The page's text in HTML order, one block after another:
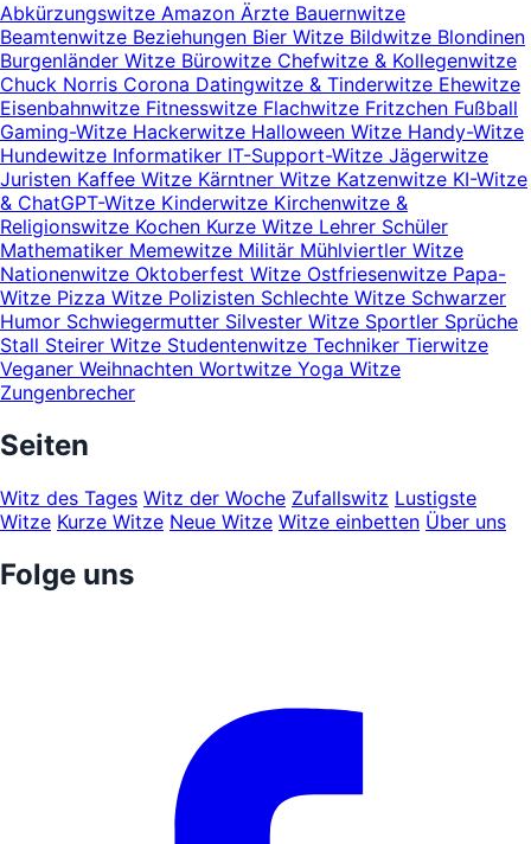
Abkürzungswitze Amazon Ärzte Bauernwitze
Beamtenwitze Beziehungen Bier Witze Bildwitze Blondinen
Burgenländer Witze Bürowitze Chefwitze & Kollegenwitze
Chuck Norris Corona Datingwitze & Tinderwitze Ehewitze
Eisenbahnwitze Fitnesswitze Flachwitze Fritzchen Fußball
Gaming-Witze Hackerwitze Halloween Witze Handy-Witze
Hundewitze Informatiker IT-Support-Witze Jägerwitze
Juristen Kaffee Witze Kärntner Witze Katzenwitze KI-Witze
& ChatGPT-Witze Kinderwitze Kirchenwitze &
Religionswitze Kochen Kurze Witze Lehrer Schüler
Mathematiker Memewitze Militär Mühlviertler Witze
Nationenwitze Oktoberfest Witze Ostfriesenwitze Papa-
Witze Pizza Witze Polizisten Schlechte Witze Schwarzer
Humor Schwiegermutter Silvester Witze Sportler Sprüche
Stall Steirer Witze Studentenwitze Techniker Tierwitze
Veganer Weihnachten Wortwitze Yoga Witze
Zungenbrecher
Seiten
Witz des Tages Witz der Woche Zufallswitz Lustigste
Witze Kurze Witze Neue Witze Witze einbetten Über uns
Folge uns